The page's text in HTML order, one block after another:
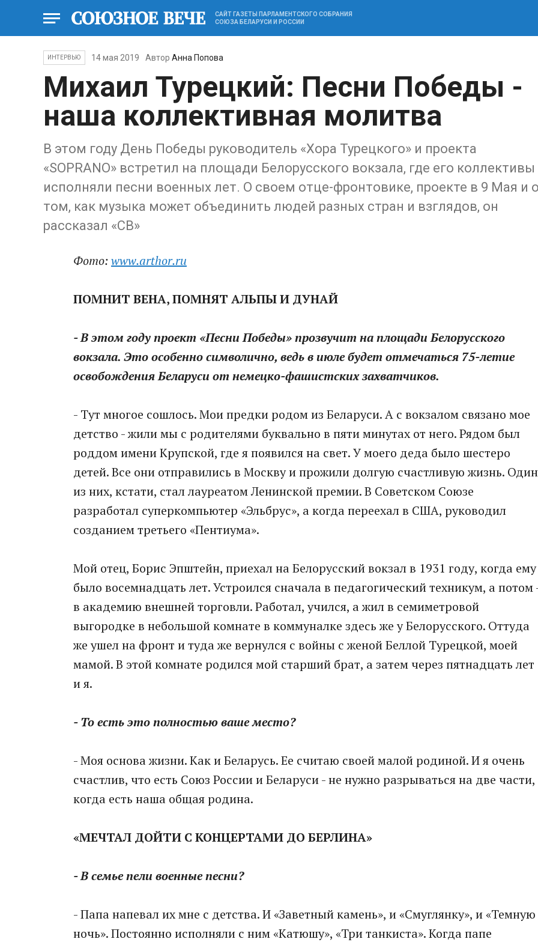
САЙТ ГАЗЕТЫ ПАРЛАМЕНТСКОГО СОБРАНИЯ
СОЮЗА БЕЛАРУСИ И РОССИИ
ИНТЕРВЬЮ 14 мая 2019 Автор Анна Попова
Михаил Турецкий: Песни Победы -
наша коллективная молитва
В этом году День Победы руководитель «Хора Турецкого» и проекта
«SOPRANO» встретил на площади Белорусского вокзала, где его коллективы
исполняли песни военных лет. О своем отце-фронтовике, проекте в 9 Мая и о
том, как музыка может объединить людей разных стран и взглядов, он
рассказал «СВ»
Фото:www.arthor.ru
ПОМНИТ ВЕНА, ПОМНЯТ АЛЬПЫ И ДУНАЙ
- В этом году проект «Песни Победы» прозвучит на площади Белорусского
вокзала. Это особенно символично, ведь в июле будет отмечаться 75-летие
освобождения Беларуси от немецко-фашистских захватчиков.
- Тут многое сошлось. Мои предки родом из Беларуси. А с вокзалом связано мое
детство - жили мы с родителями буквально в пяти минутах от него. Рядом был
роддом имени Крупской, где я появился на свет. У моего деда было шестеро
детей. Все они отправились в Москву и прожили долгую счастливую жизнь. Один
из них, кстати, стал лауреатом Ленинской премии. В Советском Союзе
разработал суперкомпьютер «Эльбрус», а когда переехал в США, руководил
созданием третьего «Пентиума».
Мой отец, Борис Эпштейн, приехал на Белорусский вокзал в 1931 году, когда ему
было восемнадцать лет. Устроился сначала в педагогический техникум, а потом
в академию внешней торговли. Работал, учился, а жил в семиметровой
выгородке в небольшой комнате в коммуналке здесь же у Белорусского. Оттуда
же ушел на фронт и туда же вернулся с войны с женой Беллой Турецкой, моей
мамой. В этой комнате родился мой старший брат, а затем через пятнадцать лет
и я.
- То есть это полностью ваше место?
- Моя основа жизни. Как и Беларусь. Ее считаю своей малой родиной. И я очень
счастлив, что есть Союз России и Беларуси - не нужно разрываться на две части,
когда есть наша общая родина.
«МЕЧТАЛ ДОЙТИ С КОНЦЕРТАМИ ДО БЕРЛИНА»
- В семье пели военные песни?
- Папа напевал их мне с детства. И «Заветный камень», и «Смуглянку», и «Темную
ночь». Постоянно исполняли с ним «Катюшу», «Три танкиста». Когда папе